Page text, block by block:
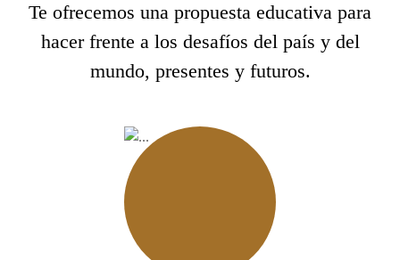
Te ofrecemos una propuesta educativa para
hacer frente a los desafíos del país y del
mundo, presentes y futuros.